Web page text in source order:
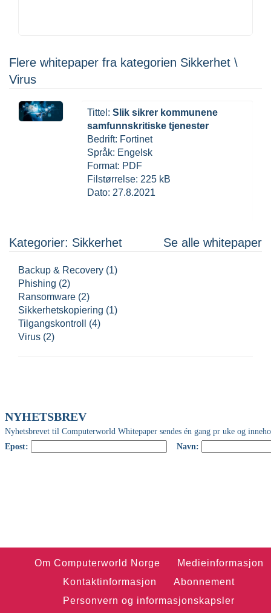
Flere whitepaper fra kategorien Sikkerhet \
Virus
Tittel: Slik sikrer kommunene
samfunnskritiske tjenester
Bedrift: Fortinet
Språk: Engelsk
Format: PDF
Filstørrelse: 225 kB
Dato: 27.8.2021
Kategorier: Sikkerhet Se alle whitepaper
Backup & Recovery (1)
Phishing (2)
Ransomware (2)
Sikkerhetskopiering (1)
Tilgangskontroll (4)
Virus (2)
Om Computerworld Norge
Medieinformasjon
Kontaktinformasjon
Abonnement
Personvern og informasjonskapsler